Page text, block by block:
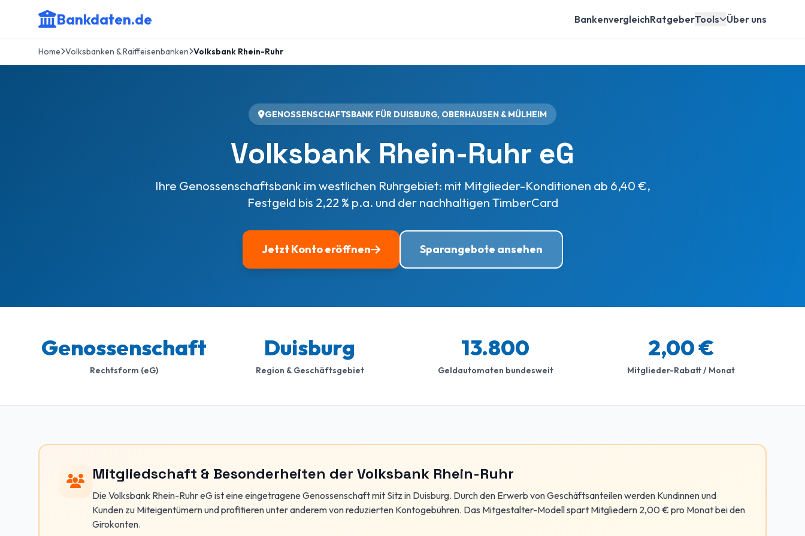
Bankdaten.de BankenvergleichRatgeberTools Über uns
Home Volksbanken & Raiffeisenbanken Volksbank Rhein-Ruhr
GENOSSENSCHAFTSBANK FÜR DUISBURG, OBERHAUSEN & MÜLHEIM
Volksbank Rhein-Ruhr eG
Ihre Genossenschaftsbank im westlichen Ruhrgebiet: mit Mitglieder-Konditionen ab 6,40 €,
Festgeld bis 2,22 % p.a. und der nachhaltigen TimberCard
Jetzt Konto eröffnen Sparangebote ansehen
Genossenschaft
Rechtsform (eG)
Duisburg
Region & Geschäftsgebiet
13.800
Geldautomaten bundesweit
2,00 €
Mitglieder-Rabatt / Monat
Mitgliedschaft & Besonderheiten der Volksbank Rhein-Ruhr
Die Volksbank Rhein-Ruhr eG ist eine eingetragene Genossenschaft mit Sitz in Duisburg. Durch den Erwerb von Geschäftsanteilen werden Kundinnen und
Kunden zu Miteigentümern und profitieren unter anderem von reduzierten Kontogebühren. Das Mitgestalter-Modell spart Mitgliedern 2,00 € pro Monat bei den
Girokonten.